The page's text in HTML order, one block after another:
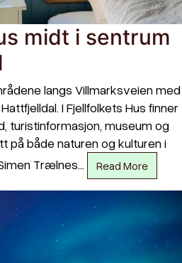
midt i sentrum
langs Villmarksveien med
I Fjellfolkets Hus finner
turistinformasjon, museum og
på både naturen og kulturen i
Trælnes…
Read More